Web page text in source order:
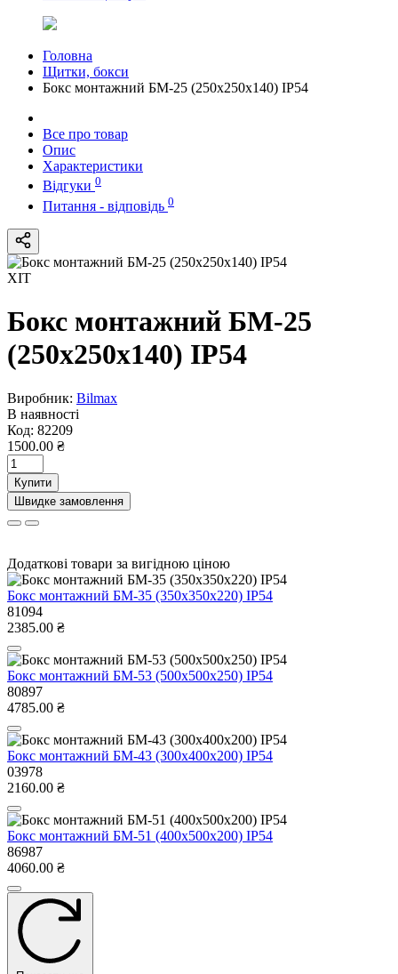
Головна
Щитки, бокси
Бокс монтажний БМ-25 (250х250х140) IP54
Все про товар
Опис
Характеристики
Відгуки 0
Питання - відповідь 0
ХІТ
Бокс монтажний БМ-25
(250х250х140) IP54
Виробник: Bilmax
В наявності
Код: 82209
1500.00 ₴
Купити
Швидке замовлення
Додаткові товари за вигідною ціною
Бокс монтажний БМ-35 (350х350х220) IP54
81094
2385.00 ₴
Бокс монтажний БМ-53 (500х500х250) IP54
80897
4785.00 ₴
Бокс монтажний БМ-43 (300х400х200) IP54
03978
2160.00 ₴
Бокс монтажний БМ-51 (400х500х200) IP54
86987
4060.00 ₴